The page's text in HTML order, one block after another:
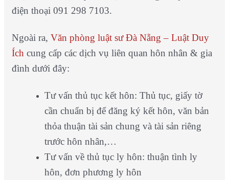
điện thoại 091 298 7103.
Ngoài ra, Văn phòng luật sư Đà Nẵng – Luật Duy
Ích cung cấp các dịch vụ liên quan hôn nhân & gia
đình dưới đây:
Tư vấn thủ tục kết hôn: Thủ tục, giấy tờ
cần chuẩn bị để đăng ký kết hôn, văn bản
thỏa thuận tài sản chung và tài sản riêng
trước hôn nhân,…
Tư vấn về thủ tục ly hôn: thuận tình ly
hôn, đơn phương ly hôn